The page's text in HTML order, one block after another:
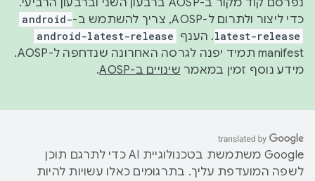
נפרסם קוד מקור ב-AOSP ברבעון השני וברבעון הרביעי.
כדי ליצור ולתרום ל-AOSP, צריך להשתמש ב-
android-
latest-release. הענף android-latest-release
manifest תמיד יפנה לגרסה האחרונה שנדחפה ל-AOSP.
מידע נוסף זמין במאמר שינויים ב-AOSP .
‫Google משתמשת בטכנולוגיית AI כדי לתרגם תוכן
לשפה המועדפת עליך. בתרגומים כאלו עשויות להיות